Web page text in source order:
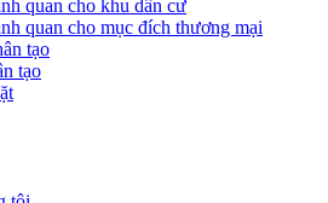
quan cho khu dân cư
quan cho mục đích thương mại
tạo
tạo